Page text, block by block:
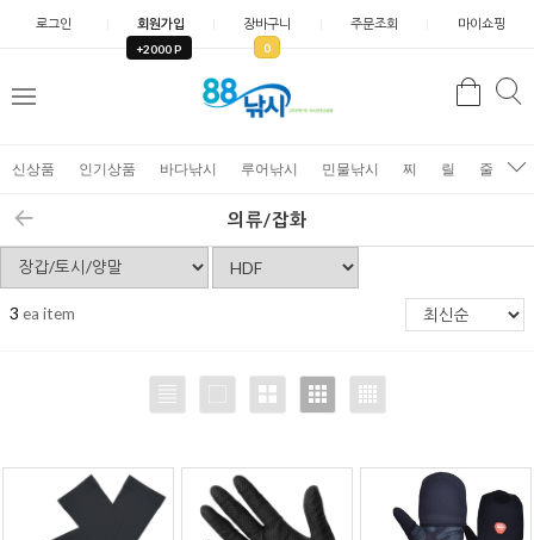
로그인 회원가입
+2000 P
장바구니
0
주문조회 마이쇼핑
검
신상품 인기상품 바다낚시 루어낚시 민물낚시 찌 릴 줄
의류/잡화
3 ea item